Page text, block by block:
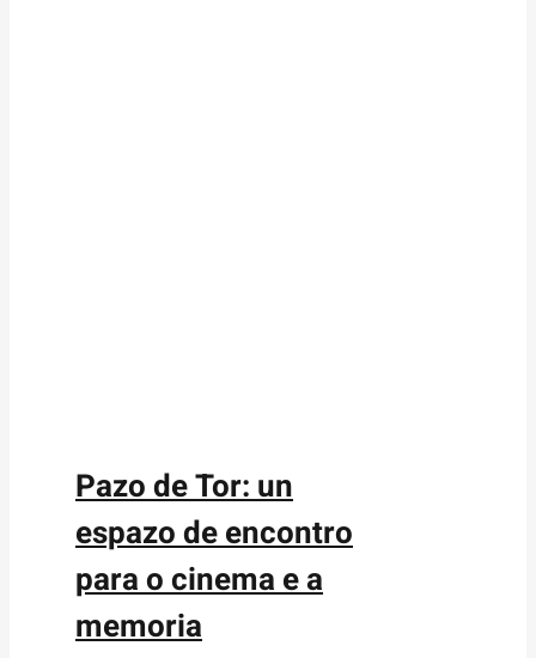
Pazo de Tor: un
espazo de encontro
para o cinema e a
memoria